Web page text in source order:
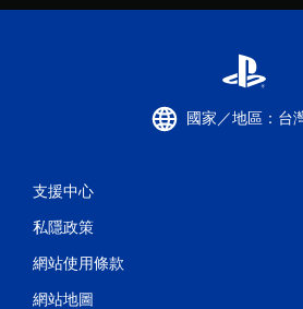
國家／地區：台
支援中心
私隱政策
網站使用條款
網站地圖